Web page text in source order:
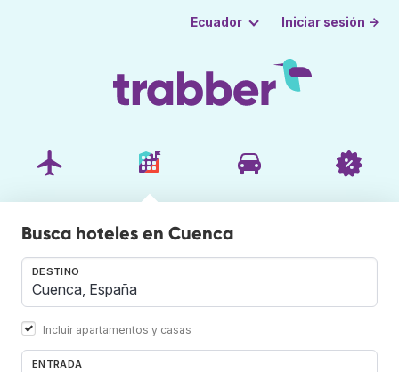
Ecuador Iniciar sesión →
Busca hoteles en Cuenca
DESTINO
Incluir apartamentos y casas
ENTRADA